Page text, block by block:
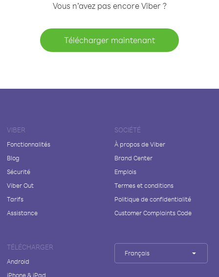
Vous n’avez pas encore Viber ?
Télécharger maintenant
VIBER
Fonctionnalités
Blog
Sécurité
Viber Out
Tarifs
Assistance
SOCIÉTÉ
À propos de Viber
Brand Center
Emplois
Termes et conditions
Politique de confidentialité
Customer Complaints Code
TÉLÉCHARGER
Android
iPhone & iPad
Français